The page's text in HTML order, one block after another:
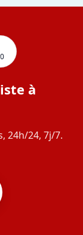
à
24h/24, 7j/7.